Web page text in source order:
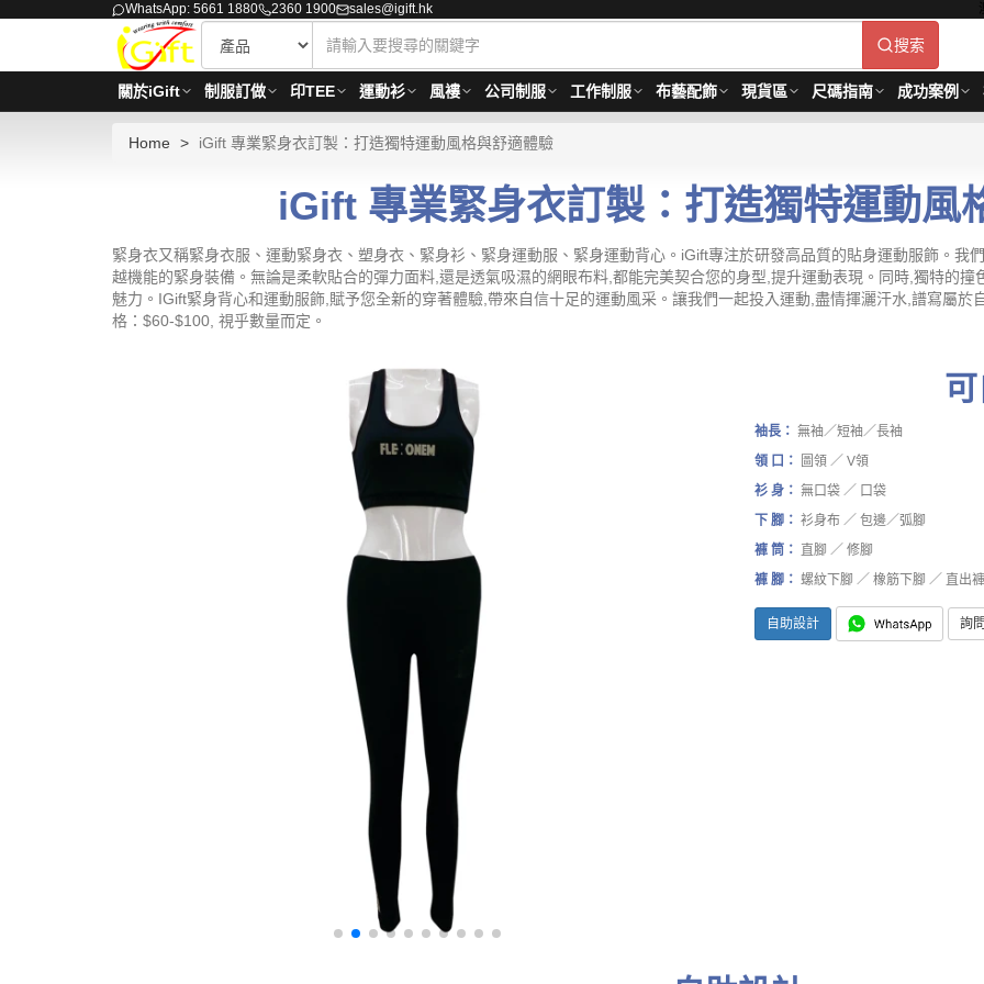
WhatsApp: 5661 1880 2360 1900 sales@igift.hk
搜索
關於iGift 制服訂做 印TEE 運動衫 風褸 公司制服 工作制服 布藝配飾 現貨區 尺碼指南 成功案例
Home iGift 專業緊身衣訂製：打造獨特運動風格與舒適體驗
iGift 專業緊身衣訂製：打造獨特運動風
緊身衣又稱緊身衣服、運動緊身衣、塑身衣、緊身衫、緊身運動服、緊身運動背心。iGift專注於研發高品質的貼身運動服飾。我
越機能的緊身裝備。無論是柔軟貼合的彈力面料,還是透氣吸濕的網眼布料,都能完美契合您的身型,提升運動表現。同時,獨特的
魅力。IGift緊身背心和運動服飾,賦予您全新的穿著體驗,帶來自信十足的運動風采。讓我們一起投入運動,盡情揮灑汗水,譜寫屬
格：$60-$100, 視乎數量而定。
袖長： 無袖／短袖／長袖
領 口：
圖領 ／ V領
衫 身： 無口袋 ／ 口袋
下 腳： 衫身布 ／ 包邊／弧腳
褲 筒：
直腳 ／ 修腳
褲 腳： 螺紋下腳 ／ 橡筋下腳 ／ 直出
自助設計 詢